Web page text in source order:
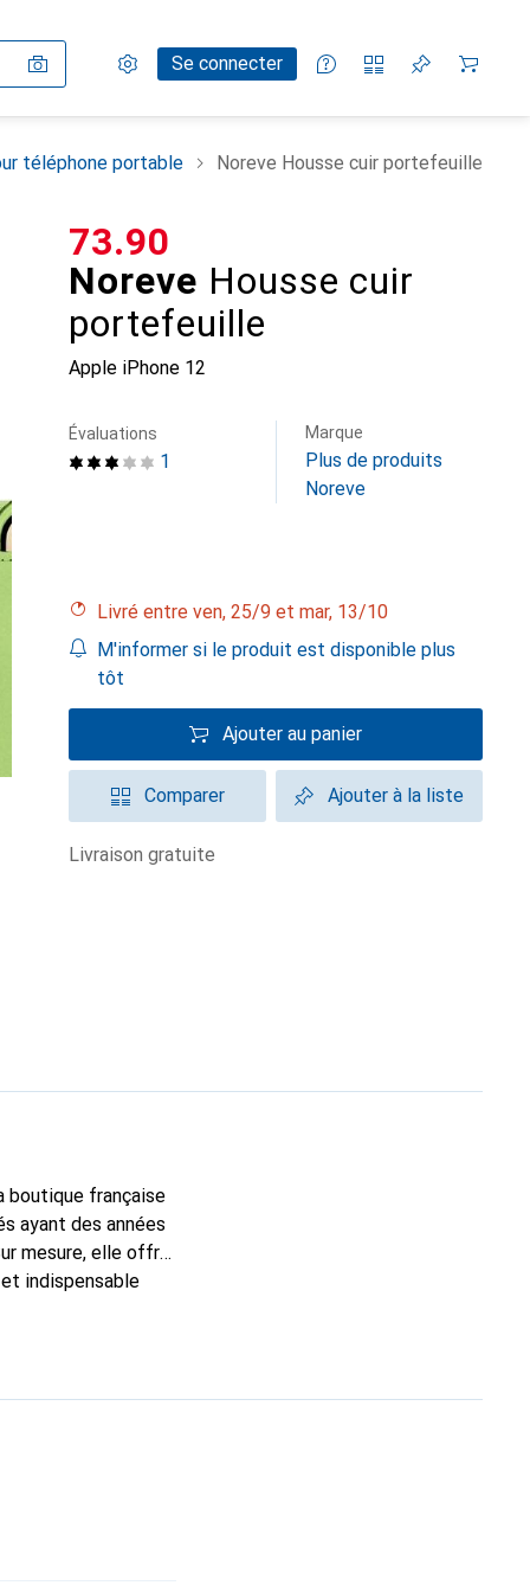
Paramètres
Compte clientSe connecter
Listes de comparaison
Listes d'envies
Panier
téléphone portable Noreve Housse cuir portefeuille
Noreve Housse cuir
portefeuille
Apple iPhone 12
CHF
73.90
1
Évaluations Marque
Plus de produits
Noreve
Livré entre ven, 25/9 et mar, 13/10
M'informer si le produit est disponible plus
tôt
Ajouter au panier
Comparer Ajouter à la liste
livraison gratuite
boutique française
ayant des années
mesure, elle offre
indispensable